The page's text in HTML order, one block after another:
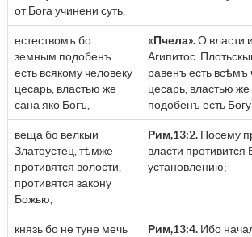
от Бога учинени суть,
естествомъ бо
земным подобенъ
есть всякому человеку
цесарь, властью же
сана яко Богъ,
«Пчела».О власти
Агипитос.
равенъ есть всѣмъ
цесарь, властью
подобенъ есть
веща бо велкыи
Златоустец, тѣмже
противятся волости,
противятся закону
Божью,
Рим,13:2.Посему
власти
установлению;
князь бо не туне мечь
Рим,13:4.Ибо